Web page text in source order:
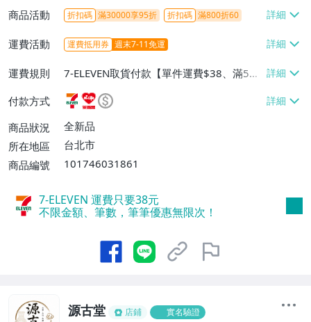
商品活動 折扣碼 滿30000享95折 折扣碼 滿800折60
運費活動 運費抵用券 週末7-11免運
運費規則
7-ELEVEN取貨付款【單件運費$38、滿5件
或消費滿$1298免運費】、7-ELEVEN取貨
不付款【免運費】、萊爾富取貨付款【單件
運費$60、滿5件或消費滿$1298免運
費】、宅配/貨運【單件運費$120、滿5件
付款方式
商品狀況
全新品
所在地區
台北市
商品編號
101746031861
7-ELEVEN 運費只要38元
不限金額、筆數，筆筆優惠無限次！
源古堂 店鋪 實名驗證